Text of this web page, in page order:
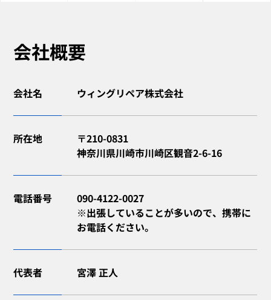
会社概要
会社名 ウィングリペア株式会社
所在地
〒210-0831
神奈川県川崎市川崎区観音2-6-16
電話番号
090-4122-0027
※出張していることが多いので、携帯に
お電話ください。
代表者 宮澤 正人